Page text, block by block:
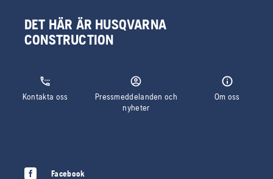
DET HÄR ÄR HUSQVARNA
CONSTRUCTION
Kontakta oss
Pressmeddelanden och
nyheter
Om oss
Facebook